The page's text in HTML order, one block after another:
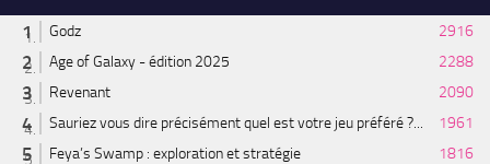
Godz
2916
Age of Galaxy - édition 2025
2288
Revenant
2090
Sauriez vous dire précisément quel est votre jeu préféré ?...
1961
Feya’s Swamp : exploration et stratégie
1816